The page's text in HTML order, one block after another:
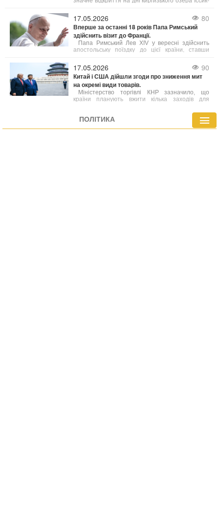
Це знахідка, яку автори вже назвали однією з
найважливіших за останні роки, порівнюють за
своєю значущістю з легендарною Атлантидою.
17.05.2026 80
Вперше за останні 18 років Папа Римський
здійснить візит до Франції.
Папа Римський Лев XIV у вересні здійснить
апостольську поїздку до цієї країни, ставши
17.05.2026 90
Китай і США дійшли згоди про зниження мит
на окремі види товарів.
Міністерство торгівлі КНР зазначило, що
країни планують вжити кілька заходів для
При цьому деталі угод поки що уточнюються.
ПОЛІТИКА